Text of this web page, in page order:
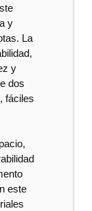
y
La
y
dos
fáciles
este